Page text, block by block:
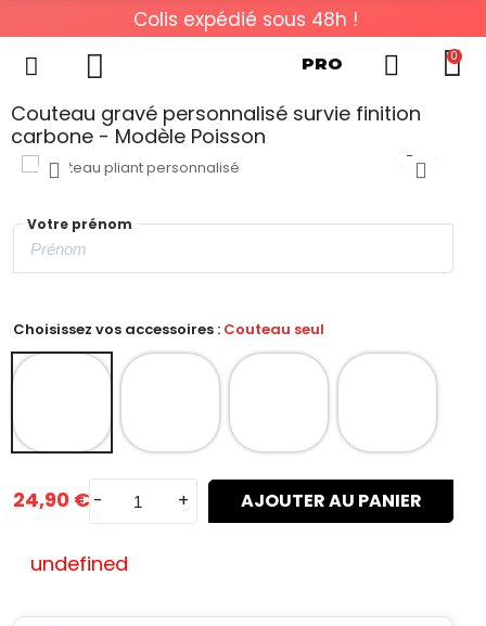
Colis expédié sous 48h !
PRO 0
Couteau gravé personnalisé survie finition
carbone - Modèle Poisson
Votre prénom
Choisissez vos accessoires : Couteau seul
24,90 € - + AJOUTER AU PANIER
undefined